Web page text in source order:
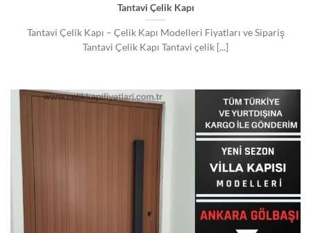
Tantavi Çelik Kapı
Tantavi Çelik Kapı – Çelik Kapı Modelleri Fiyatları ve Sipariş
Tantavi Çelik Kapı Tantavi çelik [...]